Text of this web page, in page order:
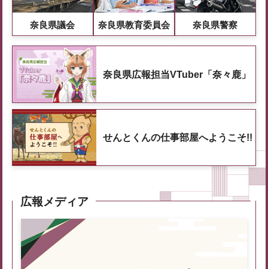
奈良県議会 奈良県教育委員会 奈良県警察
奈良県広報担当VTuber「奈々鹿」
せんとくんの仕事部屋へようこそ!!
広報メディア